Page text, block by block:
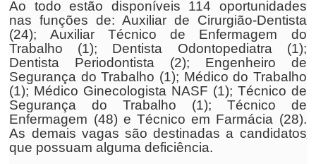
Ao todo estão disponíveis 114 oportunidades
nas funções de: Auxiliar de Cirurgião-Dentista
(24); Auxiliar Técnico de Enfermagem do
Trabalho (1); Dentista Odontopediatra (1);
Dentista Periodontista (2); Engenheiro de
Segurança do Trabalho (1); Médico do Trabalho
(1); Médico Ginecologista NASF (1); Técnico de
Segurança do Trabalho (1); Técnico de
Enfermagem (48) e Técnico em Farmácia (28).
As demais vagas são destinadas a candidatos
que possuam alguma deficiência.